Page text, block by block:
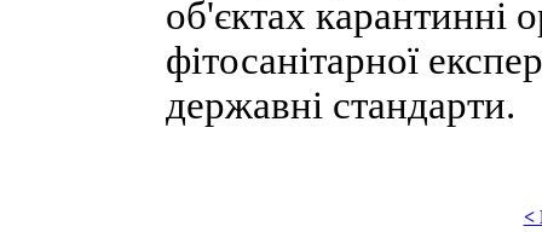
об'єктах карантинні
фітосанітарної
державні стандарти.
<